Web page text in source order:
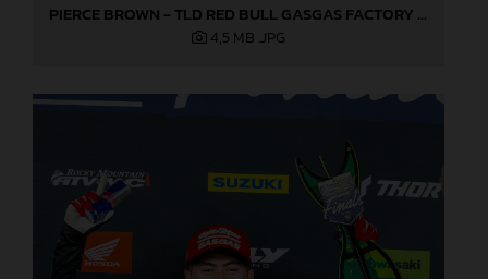
PIERCE BROWN - TLD RED BULL GASGAS FACTORY RACING - LAS VEGAS
4,5 MB .JPG